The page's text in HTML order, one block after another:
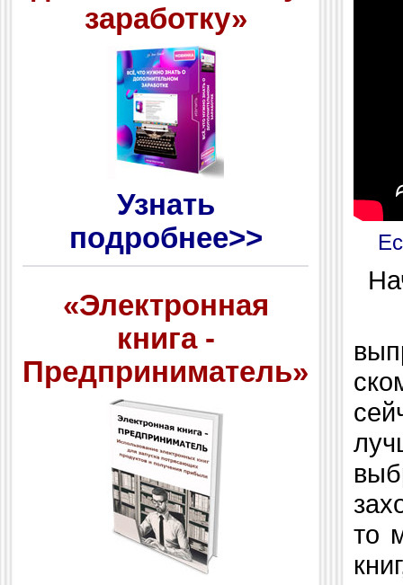
заработку»
Узнать
подробнее>>
«Электронная
книга -
Предприниматель»
то